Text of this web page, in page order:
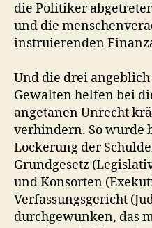
die Politiker
und die
instruierenden
Und die drei
Gewalten helfen bei
angetanen Unrecht
verhindern. So wurde
Lockerung der
Grundgesetz
und Konsorten
Verfassungsgericht
durchgewunken, das